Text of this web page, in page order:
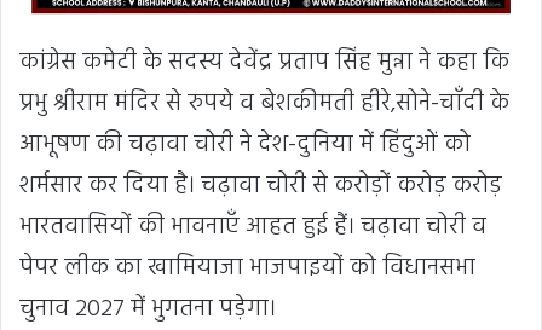
कांग्रेस कमेटी के सदस्य देवेंद्र प्रताप सिंह मुन्ना ने कहा कि
प्रभु श्रीराम मंदिर से रुपये व बेशकीमती हीरे,सोने-चाँदी के
आभूषण की चढ़ावा चोरी ने देश-दुनिया में हिंदुओं को
शर्मसार कर दिया है। चढ़ावा चोरी से करोड़ों करोड़ करोड़
भारतवासियों की भावनाएँ आहत हुई हैं। चढ़ावा चोरी व
पेपर लीक का खामियाजा भाजपाइयों को विधानसभा
चुनाव 2027 में भुगतना पड़ेगा।